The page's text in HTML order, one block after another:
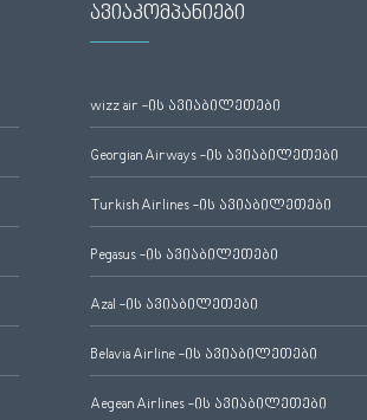
ავიაკომპანიები
wizz air -ის ავიაბილეთები
Georgian Airways -ის ავიაბილეთები
Turkish Airlines -ის ავიაბილეთები
Pegasus -ის ავიაბილეთები
Azal -ის ავიაბილეთები
Belavia Airline -ის ავიაბილეთები
Aegean Airlines -ის ავიაბილეთები